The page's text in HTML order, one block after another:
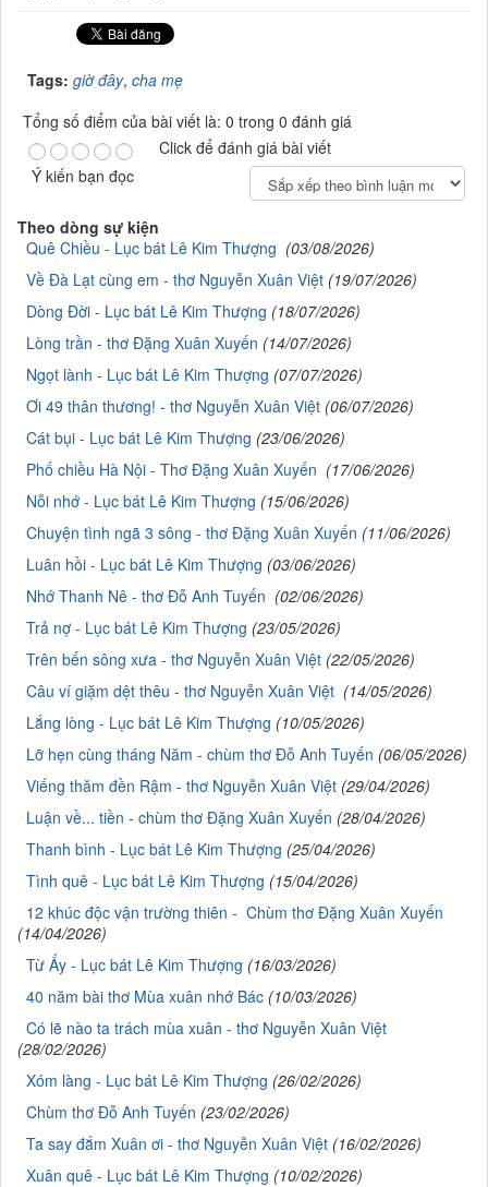
Tags: giờ đây, cha mẹ
Tổng số điểm của bài viết là: 0 trong 0 đánh giá
Click để đánh giá bài viết
Ý kiến bạn đọc
Theo dòng sự kiện
Quê Chiều - Lục bát Lê Kim Thượng (03/08/2026)
Về Đà Lạt cùng em - thơ Nguyễn Xuân Việt (19/07/2026)
Dòng Đời - Lục bát Lê Kim Thượng (18/07/2026)
Lòng trần - thơ Đặng Xuân Xuyến (14/07/2026)
Ngọt lành - Lục bát Lê Kim Thượng (07/07/2026)
Ơi 49 thân thương! - thơ Nguyễn Xuân Việt (06/07/2026)
Cát bụi - Lục bát Lê Kim Thượng (23/06/2026)
Phố chiều Hà Nội - Thơ Đặng Xuân Xuyến (17/06/2026)
Nỗi nhớ - Lục bát Lê Kim Thượng (15/06/2026)
Chuyện tình ngã 3 sông - thơ Đặng Xuân Xuyến (11/06/2026)
Luân hồi - Lục bát Lê Kim Thượng (03/06/2026)
Nhớ Thanh Nê - thơ Đỗ Anh Tuyến (02/06/2026)
Trả nợ - Lục bát Lê Kim Thượng (23/05/2026)
Trên bến sông xưa - thơ Nguyễn Xuân Việt (22/05/2026)
Câu ví giặm dệt thêu - thơ Nguyễn Xuân Việt (14/05/2026)
Lắng lòng - Lục bát Lê Kim Thượng (10/05/2026)
Lỡ hẹn cùng tháng Năm - chùm thơ Đỗ Anh Tuyến (06/05/2026)
Viếng thăm đền Rậm - thơ Nguyễn Xuân Việt (29/04/2026)
Luận về... tiền - chùm thơ Đặng Xuân Xuyến (28/04/2026)
Thanh bình - Lục bát Lê Kim Thượng (25/04/2026)
Tình quê - Lục bát Lê Kim Thượng (15/04/2026)
12 khúc độc vận trường thiên - Chùm thơ Đặng Xuân Xuyến
(14/04/2026)
Từ Ấy - Lục bát Lê Kim Thượng (16/03/2026)
40 năm bài thơ Mùa xuân nhớ Bác (10/03/2026)
Có lẽ nào ta trách mùa xuân - thơ Nguyễn Xuân Việt
(28/02/2026)
Xóm làng - Lục bát Lê Kim Thượng (26/02/2026)
Chùm thơ Đỗ Anh Tuyến (23/02/2026)
Ta say đắm Xuân ơi - thơ Nguyễn Xuân Việt (16/02/2026)
Xuân quê - Lục bát Lê Kim Thượng (10/02/2026)